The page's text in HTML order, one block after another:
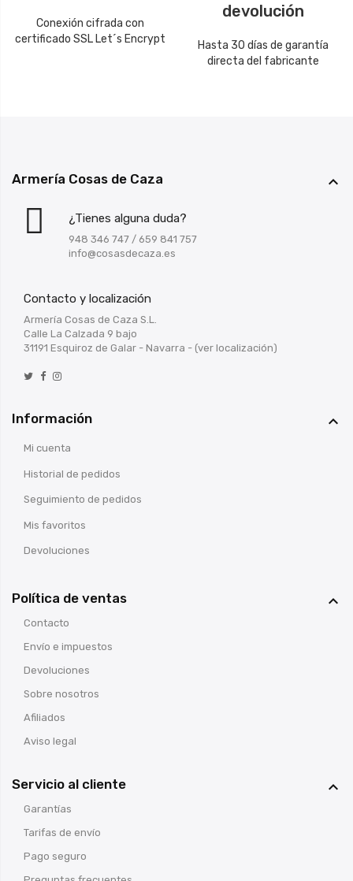
Conexión cifrada con
certificado SSL Let´s Encrypt
devolución
Hasta 30 días de garantía
directa del fabricante
Armería Cosas de Caza 
¿Tienes alguna duda?
948 346 747 / 659 841 757
info@cosasdecaza.es
Contacto y localización
Armería Cosas de Caza S.L.
Calle La Calzada 9 bajo
31191 Esquiroz de Galar - Navarra - (ver localización)
Información 
Mi cuenta
Historial de pedidos
Seguimiento de pedidos
Mis favoritos
Devoluciones
Política de ventas 
Contacto
Envío e impuestos
Devoluciones
Sobre nosotros
Afiliados
Aviso legal
Servicio al cliente 
Garantías
Tarifas de envío
Pago seguro